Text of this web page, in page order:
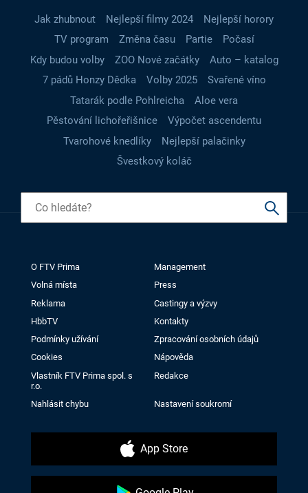
Jak zhubnout Nejlepší filmy 2024
Nejlepší horory
TV program
Změna času Partie
Počasí
Kdy budou volby
ZOO Nové začátky
Auto – katalog
7 pádů Honzy Dědka
Volby 2025
Svařené víno
Tatarák podle Pohlreicha
Aloe vera
Pěstování lichořeřišnice
Výpočet ascendentu
Tvarohové knedlíky
Nejlepší palačinky
Švestkový koláč
O FTV Prima
Management
Volná místa
Press
Reklama
Castingy a výzvy
HbbTV
Kontakty
Podmínky užívání
Zpracování osobních údajů
Cookies
Nápověda
Vlastník FTV Prima spol. s
r.o.
Redakce
Nahlásit chybu Nastavení soukromí
App Store